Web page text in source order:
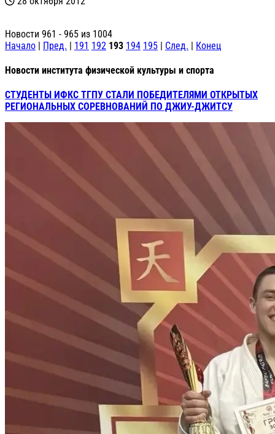
Новости 961 - 965 из 1004
Начало | Пред. | 191 192 193 194 195 | След. | Конец
Новости института физической культуры и спорта
СТУДЕНТЫ ИФКС ТГПУ СТАЛИ ПОБЕДИТЕЛЯМИ ОТКРЫТЫХ
РЕГИОНАЛЬНЫХ СОРЕВНОВАНИЙ ПО ДЖИУ-ДЖИТСУ